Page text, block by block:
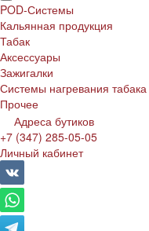
POD-Системы
Кальянная продукция
Табак
Аксессуары
Зажигалки
Системы нагревания табака
Прочее
Адреса бутиков
+7 (347) 285-05-05
Личный кабинет